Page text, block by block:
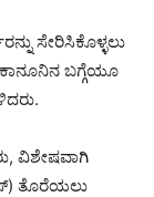
ಸೇರಿಸಿಕೊಳ್ಳಲು
ಬಗ್ಗೆಯೂ
ವಿಶೇಷವಾಗಿ
ತೊರೆಯಲು